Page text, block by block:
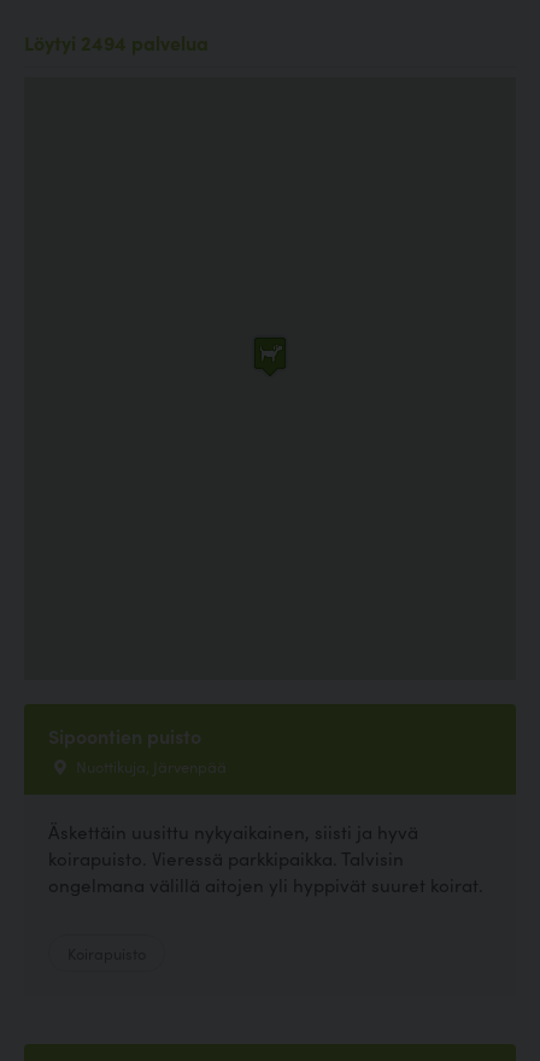
Löytyi 2494 palvelua
Sipoontien puisto
Nuottikuja, Järvenpää
Äskettäin uusittu nykyaikainen, siisti ja hyvä
koirapuisto. Vieressä parkkipaikka. Talvisin
ongelmana välillä aitojen yli hyppivät suuret koirat.